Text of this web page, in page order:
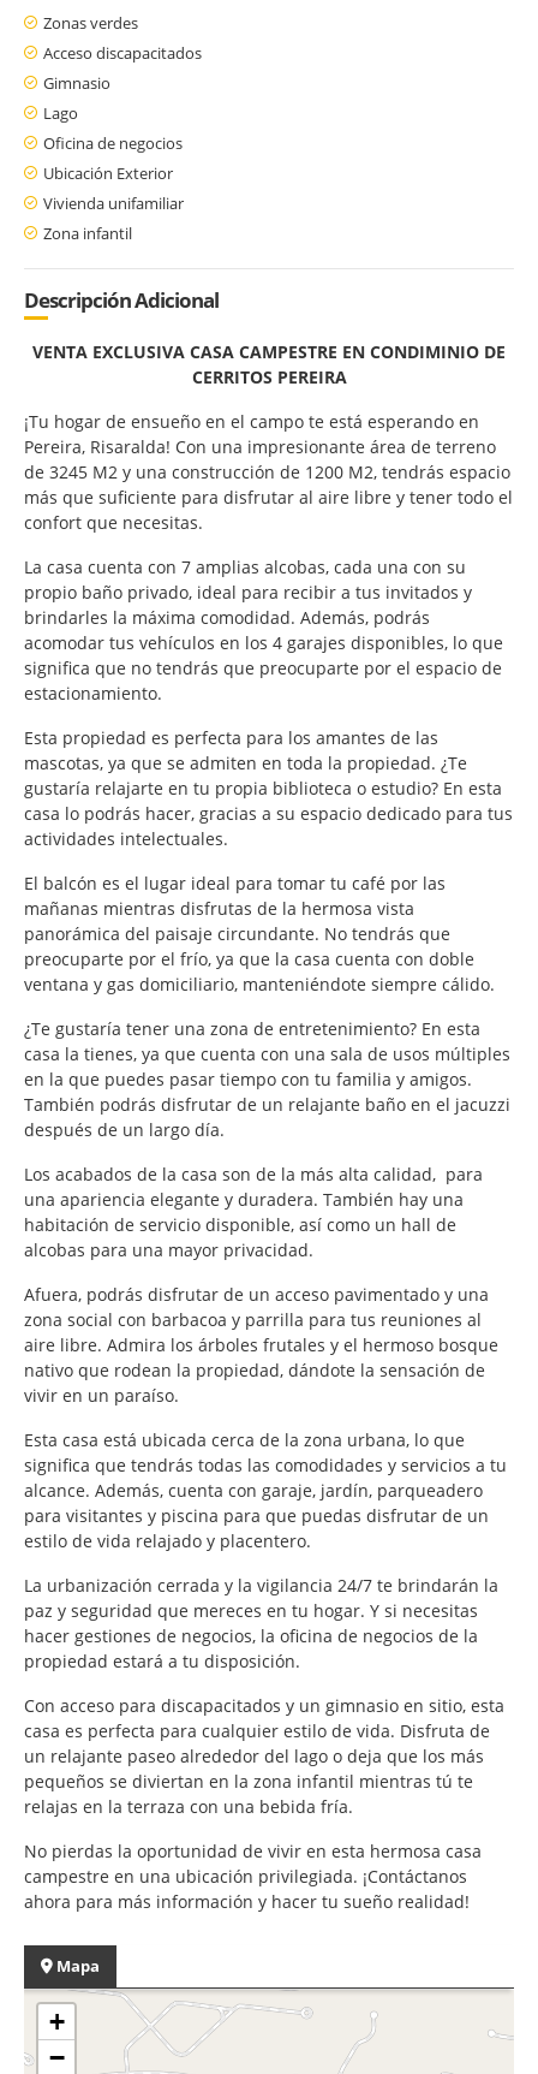
Zonas verdes
Acceso discapacitados
Gimnasio
Lago
Oficina de negocios
Ubicación Exterior
Vivienda unifamiliar
Zona infantil
Descripción Adicional
VENTA EXCLUSIVA CASA CAMPESTRE EN CONDIMINIO DE
CERRITOS PEREIRA
¡Tu hogar de ensueño en el campo te está esperando en
Pereira, Risaralda! Con una impresionante área de terreno
de 3245 M2 y una construcción de 1200 M2, tendrás espacio
más que suficiente para disfrutar al aire libre y tener todo el
confort que necesitas.
La casa cuenta con 7 amplias alcobas, cada una con su
propio baño privado, ideal para recibir a tus invitados y
brindarles la máxima comodidad. Además, podrás
acomodar tus vehículos en los 4 garajes disponibles, lo que
significa que no tendrás que preocuparte por el espacio de
estacionamiento.
Esta propiedad es perfecta para los amantes de las
mascotas, ya que se admiten en toda la propiedad. ¿Te
gustaría relajarte en tu propia biblioteca o estudio? En esta
casa lo podrás hacer, gracias a su espacio dedicado para tus
actividades intelectuales.
El balcón es el lugar ideal para tomar tu café por las
mañanas mientras disfrutas de la hermosa vista
panorámica del paisaje circundante. No tendrás que
preocuparte por el frío, ya que la casa cuenta con doble
ventana y gas domiciliario, manteniéndote siempre cálido.
¿Te gustaría tener una zona de entretenimiento? En esta
casa la tienes, ya que cuenta con una sala de usos múltiples
en la que puedes pasar tiempo con tu familia y amigos.
También podrás disfrutar de un relajante baño en el jacuzzi
después de un largo día.
Los acabados de la casa son de la más alta calidad, para
una apariencia elegante y duradera. También hay una
habitación de servicio disponible, así como un hall de
alcobas para una mayor privacidad.
Afuera, podrás disfrutar de un acceso pavimentado y una
zona social con barbacoa y parrilla para tus reuniones al
aire libre. Admira los árboles frutales y el hermoso bosque
nativo que rodean la propiedad, dándote la sensación de
vivir en un paraíso.
Esta casa está ubicada cerca de la zona urbana, lo que
significa que tendrás todas las comodidades y servicios a tu
alcance. Además, cuenta con garaje, jardín, parqueadero
para visitantes y piscina para que puedas disfrutar de un
estilo de vida relajado y placentero.
La urbanización cerrada y la vigilancia 24/7 te brindarán la
paz y seguridad que mereces en tu hogar. Y si necesitas
hacer gestiones de negocios, la oficina de negocios de la
propiedad estará a tu disposición.
Con acceso para discapacitados y un gimnasio en sitio, esta
casa es perfecta para cualquier estilo de vida. Disfruta de
un relajante paseo alrededor del lago o deja que los más
pequeños se diviertan en la zona infantil mientras tú te
relajas en la terraza con una bebida fría.
No pierdas la oportunidad de vivir en esta hermosa casa
campestre en una ubicación privilegiada. ¡Contáctanos
ahora para más información y hacer tu sueño realidad!
Mapa
+
−